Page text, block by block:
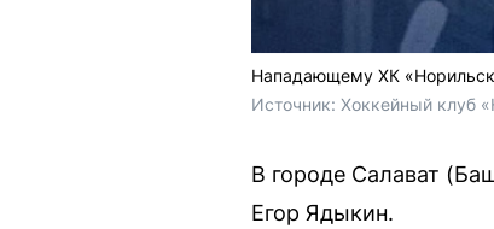
Нападающему ХК
Источник: Хоккейный клуб
В городе Салават
Егор Ядыкин.